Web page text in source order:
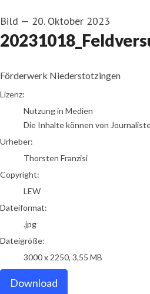
Bild — 20. Oktober 2023
Förderwerk Niederstotzingen
Thorsten Franzisi
Lizenz:
Nutzung in Medien
Die Inhalte können von
Urheber:
Thorsten Franzisi
Copyright:
LEW
Dateiformat:
.jpg
Dateigröße:
3000 x 2250, 3,55 MB
Download